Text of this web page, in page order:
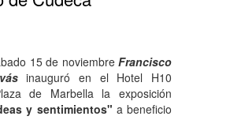
15 de noviembreFrancisco
inauguró en el Hotel H10
de Marbella la exposición
y sentimientos" a beneficio